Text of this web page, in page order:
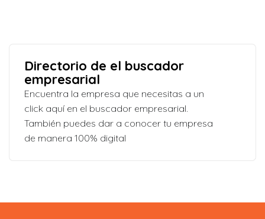
Directorio de el buscador
empresarial
Encuentra la empresa que necesitas a un
click aquí en el buscador empresarial.
También puedes dar a conocer tu empresa
de manera 100% digital